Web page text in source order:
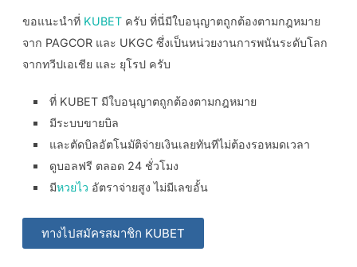
ขอแนะนำที่ KUBETครับ ที่นี่มีใบอนุญาตถูกต้องตามกฎหมาย
จาก PAGCOR และ UKGC ซึ่งเป็นหน่วยงานการพนันระดับโลก
จากทวีปเอเชีย และ ยุโรป ครับ
ที่ KUBET มีใบอนุญาตถูกต้องตามกฎหมาย
มีระบบขายบิล
และตัดบิลอัตโนมัติจ่ายเงินเลยทันทีไม่ต้องรอหมดเวลา
ดูบอลฟรี ตลอด 24 ชั่วโมง
มีหวยไว อัตราจ่ายสูง ไม่มีเลขอั้น
ทางไปสมัครสมาชิก KUBET